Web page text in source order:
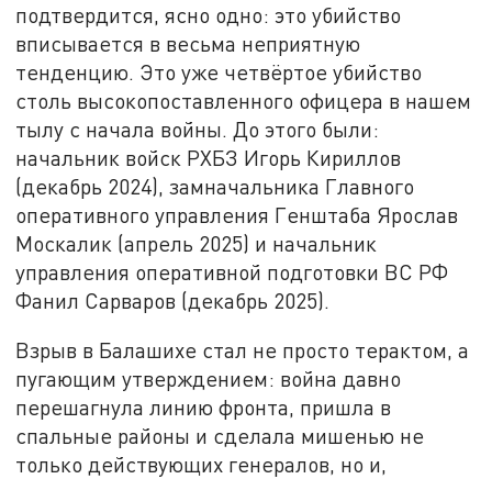
подтвердится, ясно одно: это убийство
вписывается в весьма неприятную
тенденцию. Это уже четвёртое убийство
столь высокопоставленного офицера в нашем
тылу с начала войны. До этого были:
начальник войск РХБЗ Игорь Кириллов
(декабрь 2024), замначальника Главного
оперативного управления Генштаба Ярослав
Москалик (апрель 2025) и начальник
управления оперативной подготовки ВС РФ
Фанил Сарваров (декабрь 2025).
Взрыв в Балашихе стал не просто терактом, а
пугающим утверждением: война давно
перешагнула линию фронта, пришла в
спальные районы и сделала мишенью не
только действующих генералов, но и,